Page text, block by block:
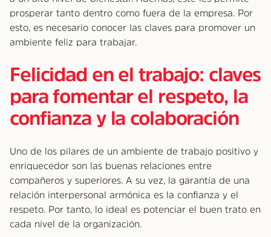
prosperar tanto dentro como fuera de la empresa. Por
esto, es necesario conocer las claves para promover un
ambiente feliz para trabajar.
Felicidad en el trabajo: claves
para fomentar el respeto, la
confianza y la colaboración
Uno de los pilares de un ambiente de trabajo positivo y
enriquecedor son las buenas relaciones entre
compañeros y superiores. A su vez, la garantía de una
relación interpersonal armónica es la confianza y el
respeto. Por tanto, lo ideal es potenciar el buen trato en
cada nivel de la organización.